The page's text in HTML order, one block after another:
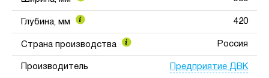
Глубина, мм 420
Страна производства Россия
Производитель Предприятие ДВК